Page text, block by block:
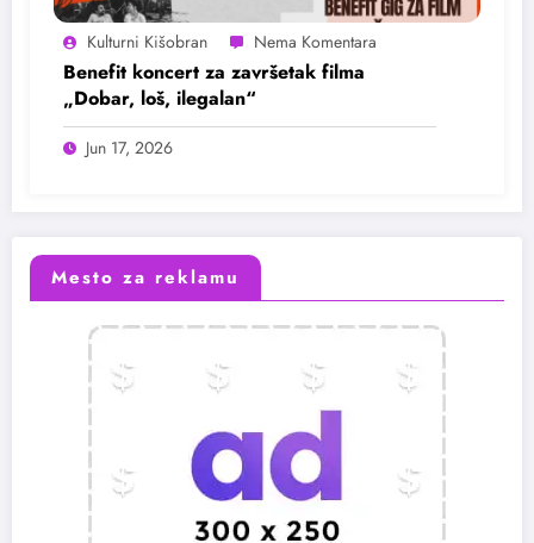
Kulturni Kišobran
Benefit koncert za završetak filma
„Dobar, loš, ilegalan“
Jun 17, 2026
Mesto za reklamu